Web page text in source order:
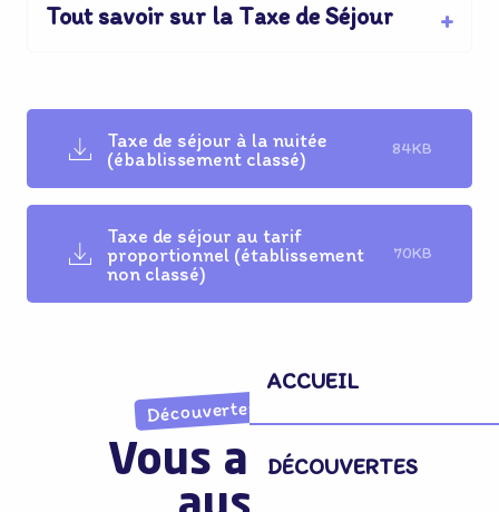
ACCUEIL
DÉCOUVERTES
Tout savoir sur la Taxe de Séjour
Taxe de séjour à la nuitée
(ébablissement classé)
84KB
Taxe de séjour au tarif
proportionnel (établissement
non classé)
70KB
Découvertes imprévues
Vous aimerez